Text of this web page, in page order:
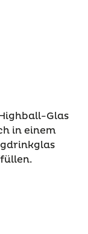
Glas
in einem